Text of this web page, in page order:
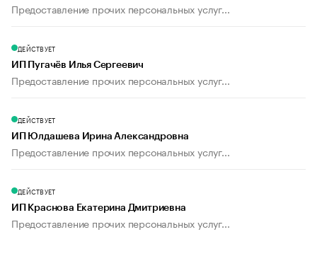
Предоставление прочих персональных услуг...
ДЕЙСТВУЕТ
ИП Пугачёв Илья Сергеевич
Предоставление прочих персональных услуг...
ДЕЙСТВУЕТ
ИП Юлдашева Ирина Александровна
Предоставление прочих персональных услуг...
ДЕЙСТВУЕТ
ИП Краснова Екатерина Дмитриевна
Предоставление прочих персональных услуг...